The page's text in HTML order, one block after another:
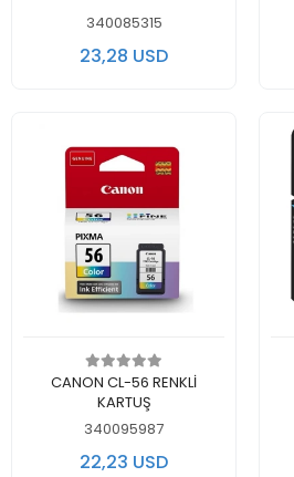
340085315
23,28 USD
Add to cart
CANON CL-56 RENKLİ
KARTUŞ
340095987
22,23 USD